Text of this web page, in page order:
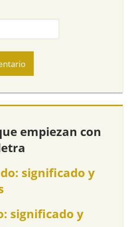
empiezan con
significado y
significado y